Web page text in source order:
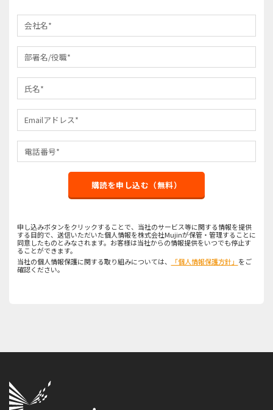
購読を申し込む（無料）
申し込みボタンをクリックすることで、当社のサービス等に関する情報を提供
する目的で、送信いただいた個人情報を株式会社Mujinが保管・管理することに
同意したものとみなされます。お客様は当社からの情報提供をいつでも停止す
ることができます。
当社の個人情報保護に関する取り組みについては、
「個人情報保護方針」 をご
確認ください。